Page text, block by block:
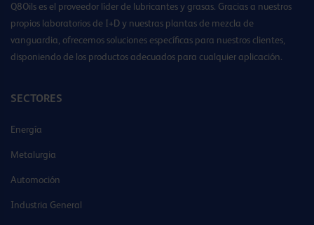
Q8Oils es el proveedor líder de lubricantes y grasas. Gracias a nuestros
propios laboratorios de I+D y nuestras plantas de mezcla de
vanguardia, ofrecemos soluciones específicas para nuestros clientes,
disponiendo de los productos adecuados para cualquier aplicación.
SECTORES
Energía
Metalurgia
Automoción
Industria General